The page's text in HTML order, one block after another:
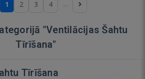
1 2 3 4 ...
"Ventilācijas Šahtu
Tīrīšana"
Tīrīšana